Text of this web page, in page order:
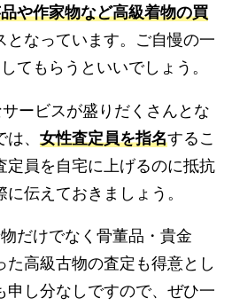
や作家物など高級着物の買
となっています。ご自慢の一
てもらうといいでしょう。
ービスが盛りだくさんとな
、 女性査定員を指名するこ
定員を自宅に上げるのに抵抗
伝えておきましょう。
だけでなく骨董品・貴金
た高級古物の査定も得意とし
申し分なしですので、ぜひ一